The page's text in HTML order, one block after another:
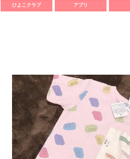
ひよこクラブ アプリ